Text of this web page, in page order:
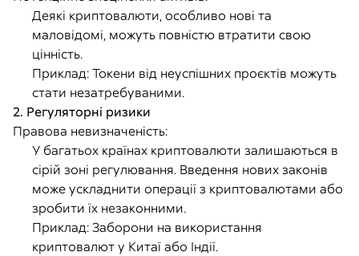
Деякі криптовалюти, особливо нові та
маловідомі, можуть повністю втратити свою
цінність.
Приклад: Токени від неуспішних проєктів можуть
стати незатребуваними.
2. Регуляторні ризики
Правова невизначеність:
У багатьох країнах криптовалюти залишаються в
сірій зоні регулювання. Введення нових законів
може ускладнити операції з криптовалютами або
зробити їх незаконними.
Приклад: Заборони на використання
криптовалют у Китаї або Індії.